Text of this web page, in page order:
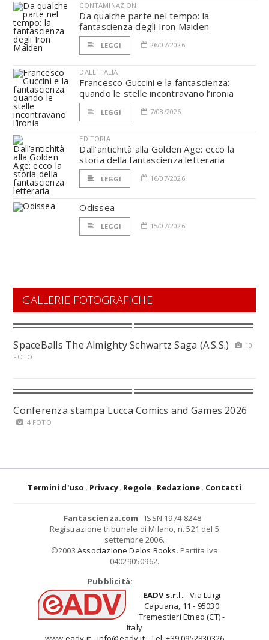
CONTAMINAZIONI
Da qualche parte nel tempo: la
fantascienza degli Iron Maiden
LEGGI 26/07/2026
DALL'ITALIA
Francesco Guccini e la fantascienza:
quando le stelle incontravano l’ironia
LEGGI 7/08/2026
EDITORIA
Dall’antichità alla Golden Age: ecco la
storia della fantascienza letteraria
LEGGI 16/07/2026
Odissea
LEGGI 15/07/2026
GALLERIE FOTOGRAFICHE
SpaceBalls The Almighty Schwartz Saga (A.S.S.)
10
FOTO
Conferenza stampa Lucca Comics and Games 2026
4 FOTO
Termini d'uso Privacy Regole Redazione Contatti
Fantascienza.com - ISSN 1974-8248 -
Registrazione tribunale di Milano, n. 521 del 5
settembre 2006.
©2003 Associazione Delos Books. Partita Iva
04029050962.
Pubblicità:
EADV s.r.l. - Via Luigi
Capuana, 11 - 95030
Tremestieri Etneo (CT) -
Italy